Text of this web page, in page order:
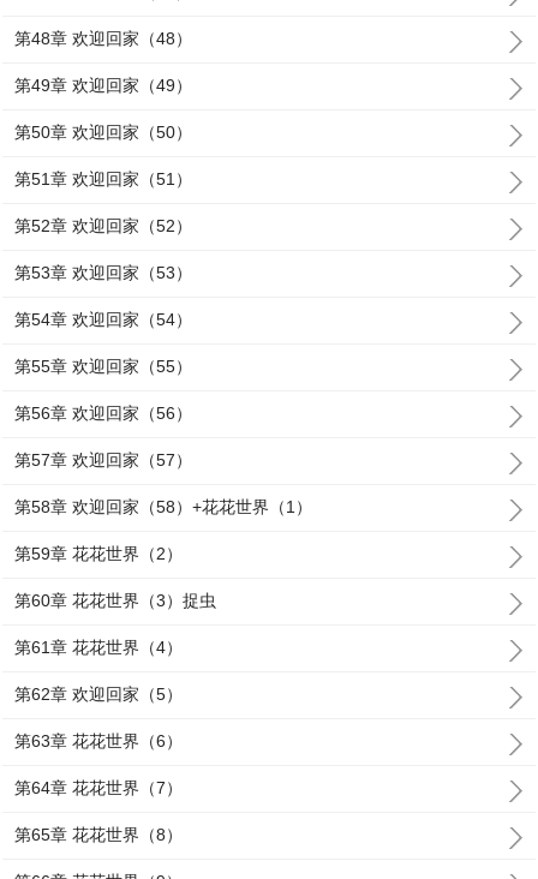
第48章 欢迎回家（48）
第49章 欢迎回家（49）
第50章 欢迎回家（50）
第51章 欢迎回家（51）
第52章 欢迎回家（52）
第53章 欢迎回家（53）
第54章 欢迎回家（54）
第55章 欢迎回家（55）
第56章 欢迎回家（56）
第57章 欢迎回家（57）
第58章 欢迎回家（58）+花花世界（1）
第59章 花花世界（2）
第60章 花花世界（3）捉虫
第61章 花花世界（4）
第62章 欢迎回家（5）
第63章 花花世界（6）
第64章 花花世界（7）
第65章 花花世界（8）